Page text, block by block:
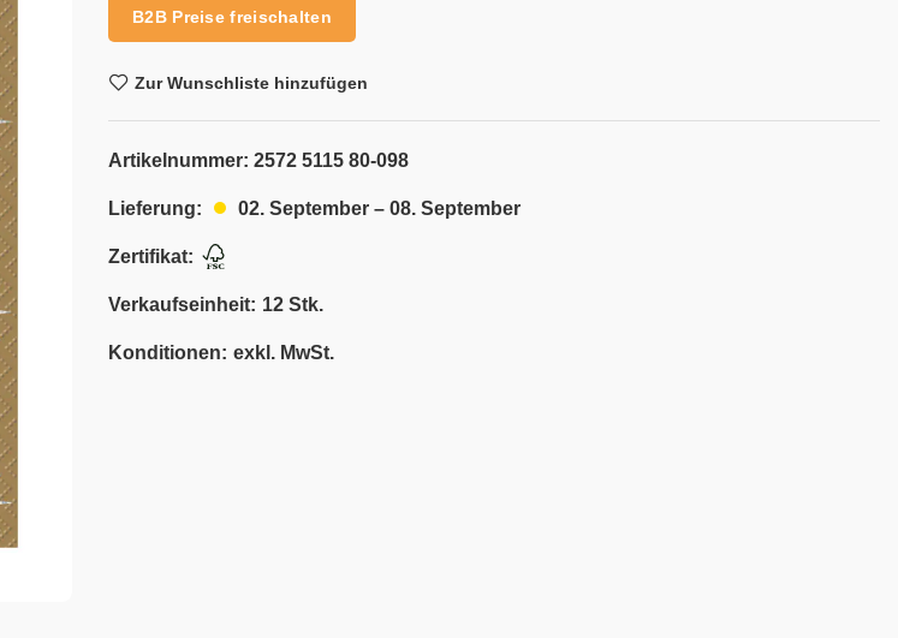
B2B Preise freischalten
Zur Wunschliste hinzufügen
Artikelnummer: 2572 5115 80-098
Lieferung: 02. September – 08. September
Zertifikat:
Verkaufseinheit: 12 Stk.
Konditionen: exkl. MwSt.